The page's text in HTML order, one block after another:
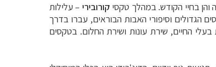
והן בחיי הקודש. במהלך טקסי קורובירי – עלילות
הגדולים וסיפורי האבות הבוראים, עברו בדרך
החיים, שירת עונות ושירת החלום. בטקסים